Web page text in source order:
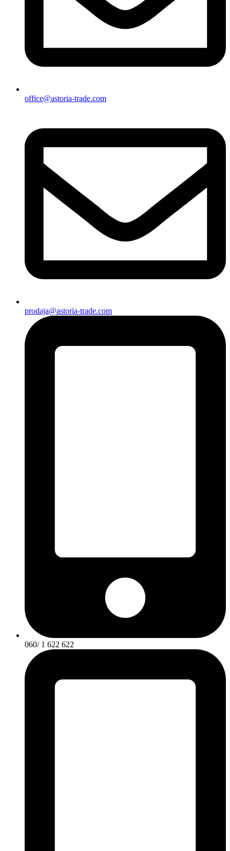
office@astoria-trade.com
prodaja@astoria-trade.com
060/ 1 622 622